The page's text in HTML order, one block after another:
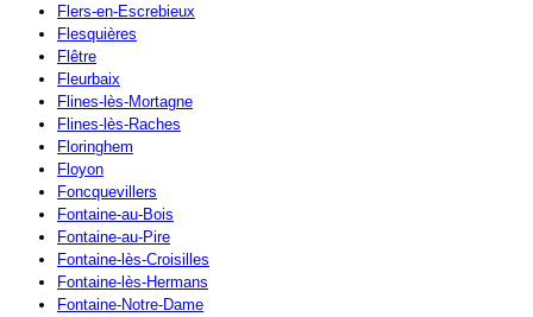
Flers-en-Escrebieux
Flesquières
Flêtre
Fleurbaix
Flines-lès-Mortagne
Flines-lès-Raches
Floringhem
Floyon
Foncquevillers
Fontaine-au-Bois
Fontaine-au-Pire
Fontaine-lès-Croisilles
Fontaine-lès-Hermans
Fontaine-Notre-Dame